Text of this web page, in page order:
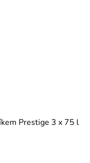
Prestige 3 x 75 l